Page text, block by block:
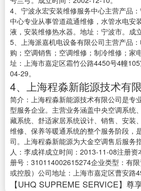
4、宁波永宏安装维修服务中心主营产品
中心专业从事管道疏通维修，水管水电安
液，安装维修热水器。地址：宁波市。成
5、上海派嘉机电设备有限公司主营产品
购；空调销售；空调维修；制冷维修；家
址：上海市嘉定区霜竹公路4450号4幢
04-29。
4、上海程淼新能源技术有
简介：上海程淼新能源技术有限公司是专
型服务企业。主营业务涵盖中央空调系统
藏系统、舒适家居系统设计、销售、安装
维修、保养等暖通系统的整个服务阶段，
司。上海程淼新能源为大金空调售后服务
人：李成祥成立时间：2013-11-08注册
册号：310114002615274企业类型：有
或控股）公司地址：上海市嘉定区曹安路
【UHQ SUPREME SERVICE】尊